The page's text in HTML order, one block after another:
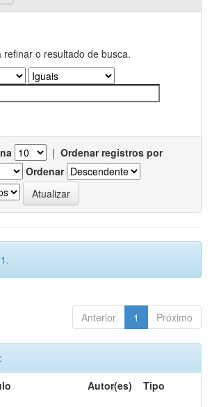
refinar o resultado de busca.
| Ordenar registros por
Ordenar
Anterior 1 Próximo
Autor(es) Tipo